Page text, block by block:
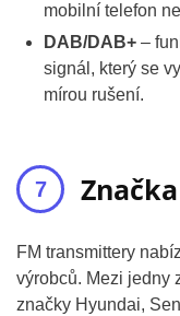
mobilní telefon
DAB/DAB+ –
signál, který se
mírou rušení.
Značka
FM transmittery
výrobců. Mezi jedny
značky Hyundai,